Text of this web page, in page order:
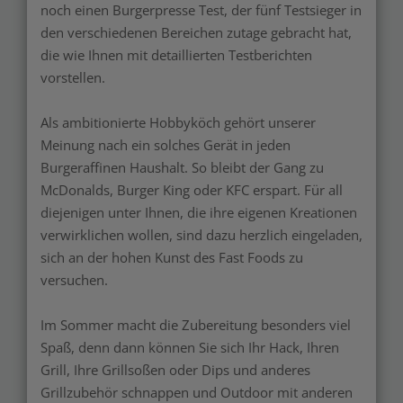
noch einen Burgerpresse Test, der fünf Testsieger in
den verschiedenen Bereichen zutage gebracht hat,
die wie Ihnen mit detaillierten Testberichten
vorstellen.
Als ambitionierte Hobbyköch gehört unserer
Meinung nach ein solches Gerät in jeden
Burgeraffinen Haushalt. So bleibt der Gang zu
McDonalds, Burger King oder KFC erspart. Für all
diejenigen unter Ihnen, die ihre eigenen Kreationen
verwirklichen wollen, sind dazu herzlich eingeladen,
sich an der hohen Kunst des Fast Foods zu
versuchen.
Im Sommer macht die Zubereitung besonders viel
Spaß, denn dann können Sie sich Ihr Hack, Ihren
Grill, Ihre Grillsoßen oder Dips und anderes
Grillzubehör schnappen und Outdoor mit anderen